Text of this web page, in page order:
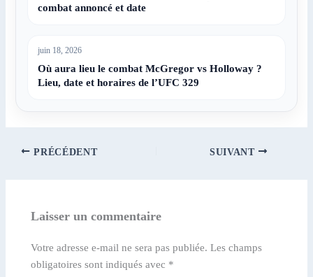
combat annoncé et date
juin 18, 2026
Où aura lieu le combat McGregor vs Holloway ?
Lieu, date et horaires de l’UFC 329
PRÉCÉDENT SUIVANT
Laisser un commentaire
Votre adresse e-mail ne sera pas publiée. Les champs
obligatoires sont indiqués avec *